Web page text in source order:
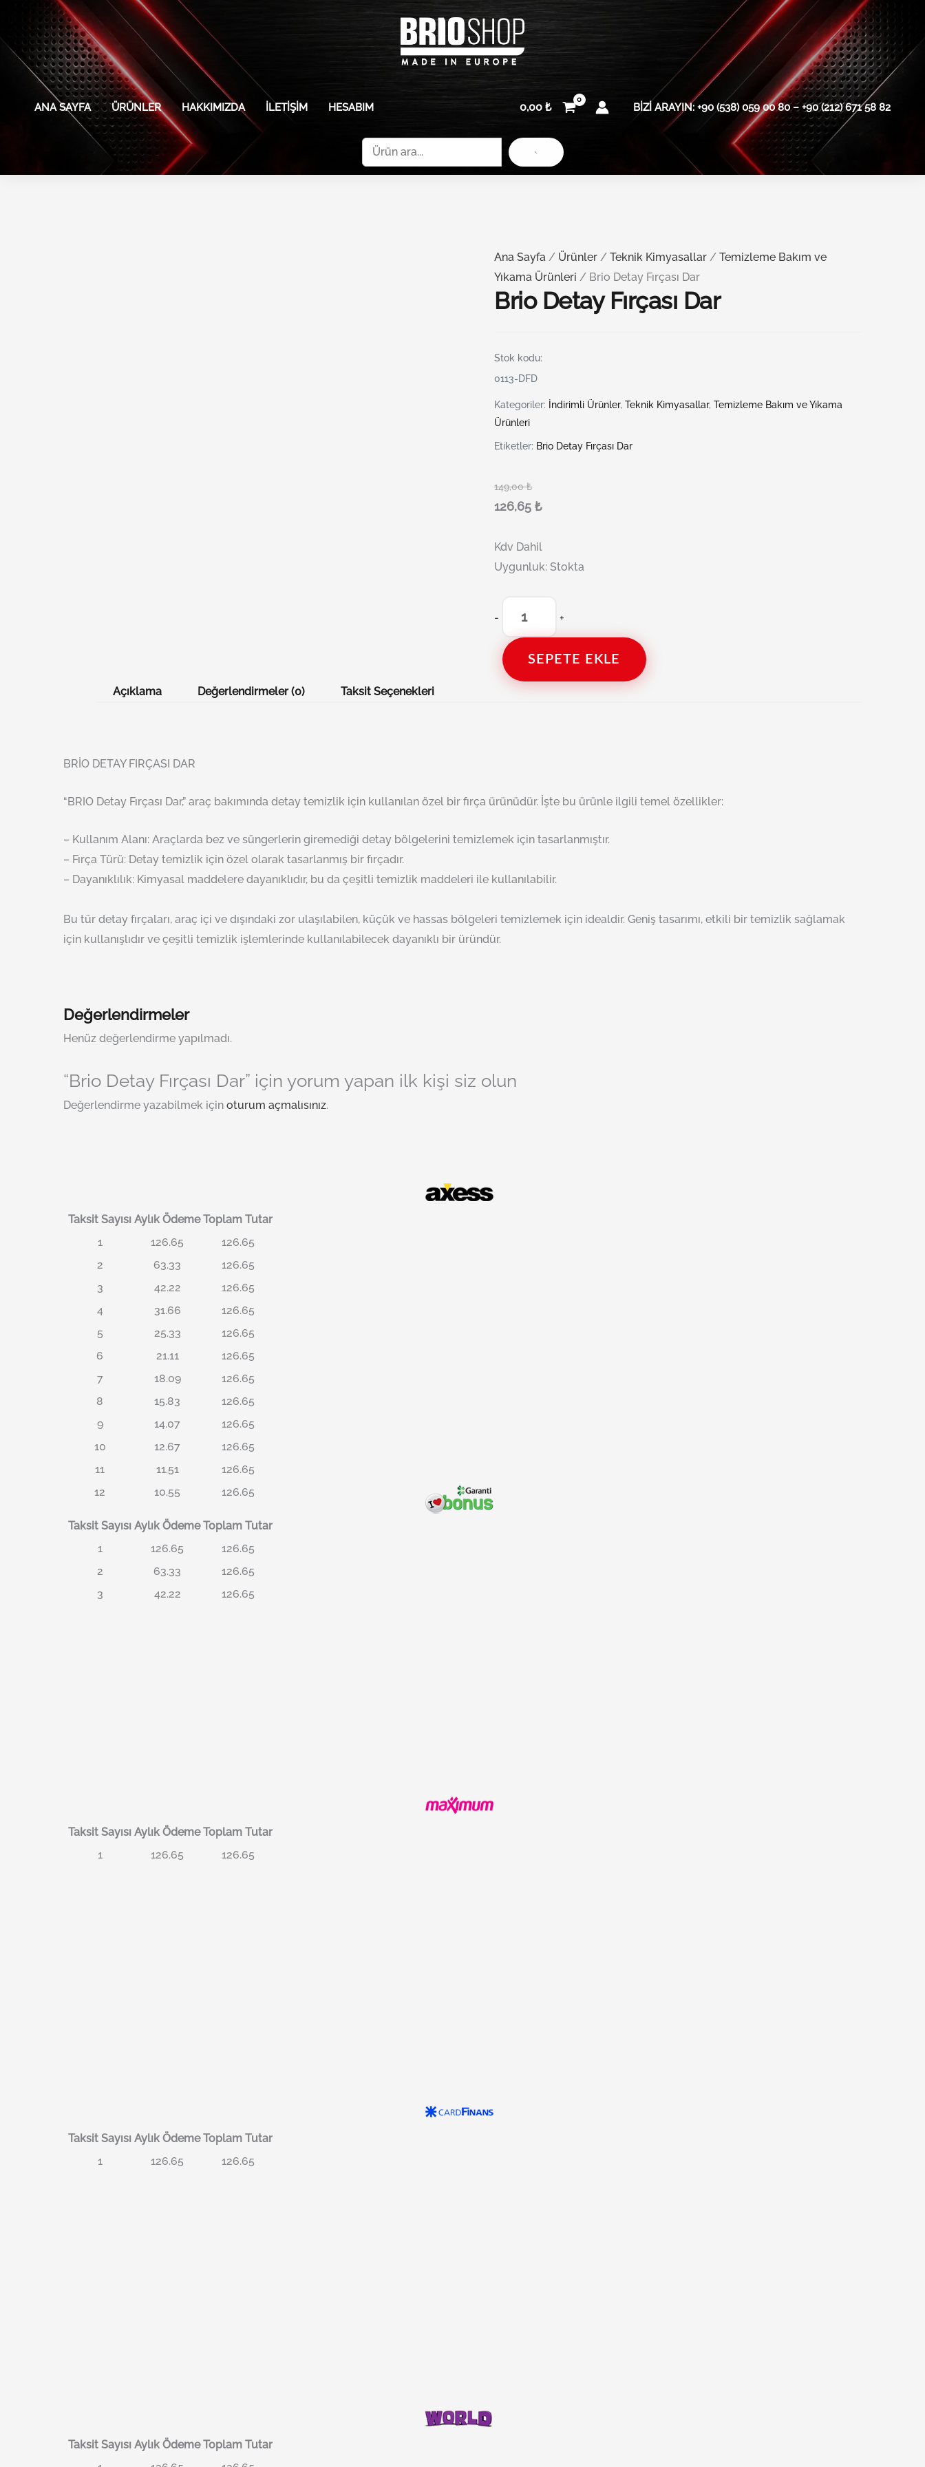
ANA SAYFA ÜRÜNLER HAKKIMIZDA İLETIŞIM HESABIM 0,00 ₺ BIZI ARAYIN: +90 (538) 059 00 80 – +90 (212) 671 58 82
Ara
Ana Sayfa / Ürünler /Teknik Kimyasallar /Temizleme Bakım ve
Yıkama Ürünleri / Brio Detay Fırçası Dar
Brio Detay Fırçası Dar
Stok kodu:
0113-DFD
Kategoriler: İndirimli Ürünler,Teknik Kimyasallar,Temizleme Bakım ve Yıkama
Ürünleri
Etiketler: Brio Detay Fırçası Dar
149,00₺
126,65₺
Kdv Dahil
Uygunluk: Stokta
-
Brio
Detay
Fırçası
Dar
adet
+
SEPETE EKLE
Açıklama Değerlendirmeler (0) Taksit Seçenekleri
BRİO DETAY FIRÇASI DAR
“BRIO Detay Fırçası Dar,” araç bakımında detay temizlik için kullanılan özel bir fırça ürünüdür. İşte bu ürünle ilgili temel özellikler:
– Kullanım Alanı: Araçlarda bez ve süngerlerin giremediği detay bölgelerini temizlemek için tasarlanmıştır.
– Fırça Türü: Detay temizlik için özel olarak tasarlanmış bir fırçadır.
– Dayanıklılık: Kimyasal maddelere dayanıklıdır, bu da çeşitli temizlik maddeleri ile kullanılabilir.
Bu tür detay fırçaları, araç içi ve dışındaki zor ulaşılabilen, küçük ve hassas bölgeleri temizlemek için idealdir. Geniş tasarımı, etkili bir temizlik sağlamak
için kullanışlıdır ve çeşitli temizlik işlemlerinde kullanılabilecek dayanıklı bir üründür.
Değerlendirmeler
Henüz değerlendirme yapılmadı.
“Brio Detay Fırçası Dar” için yorum yapan ilk kişi siz olun
Değerlendirme yazabilmek için oturum açmalısınız.
Taksit Sayısı Aylık Ödeme Toplam Tutar
1
126.65
126.65
2
63.33
126.65
3
42.22
126.65
4
31.66
126.65
5
25.33
126.65
6
21.11
126.65
7
18.09
126.65
8
15.83
126.65
9
14.07
126.65
10
12.67
126.65
11
11.51
126.65
12
10.55 126.65
Taksit Sayısı Aylık Ödeme Toplam Tutar
1
126.65
126.65
2
63.33
126.65
3
42.22 126.65
Taksit Sayısı Aylık Ödeme Toplam Tutar
1
126.65 126.65
Taksit Sayısı Aylık Ödeme Toplam Tutar
1
126.65 126.65
Taksit Sayısı Aylık Ödeme Toplam Tutar